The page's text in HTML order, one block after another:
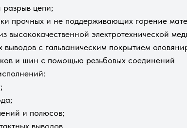
цепи;
прочных и не поддерживающих горение
высококачественной электротехнической
выводов с гальваническим покрытием
и шин с помощью резьбовых соединений
и полюсов;
выводов